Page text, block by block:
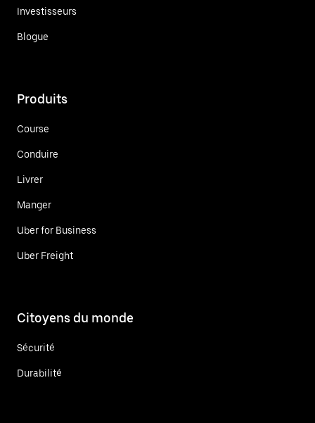
Investisseurs
Blogue
Produits
Course
Conduire
Livrer
Manger
Uber for Business
Uber Freight
Citoyens du monde
Sécurité
Durabilité